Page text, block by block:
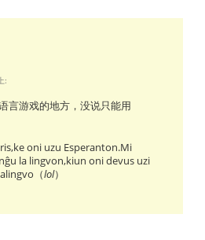
:
言游戏的地方，没说只能用
oni uzu Esperanton.Mi
la lingvon,kiun oni devus uzi
（lol）